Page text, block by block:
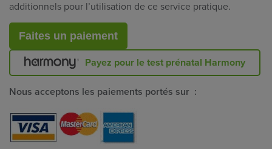
additionnels pour l’utilisation de ce service pratique.
Faites un paiement
Payez pour le test prénatal Harmony
Nous acceptons les paiements portés sur :